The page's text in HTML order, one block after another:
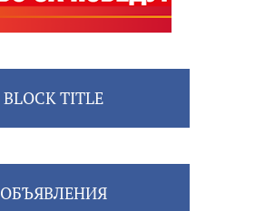
BLOCK TITLE
ОБЪЯВЛЕНИЯ